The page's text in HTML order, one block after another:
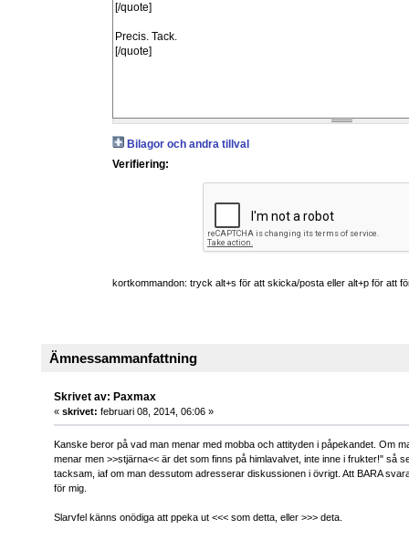
Bilagor och andra tillval
Verifiering:
kortkommandon: tryck alt+s för att skicka/posta eller alt+p för att
Ämnessammanfattning
Skrivet av: Paxmax
«skrivet: februari 08, 2014, 06:06 »
Kanske beror på vad man menar med mobba och attityden i påpekandet. Om
menar men >>stjärna<< är det som finns på himlavalvet, inte inne i frukter!" så
tacksam, iaf om man dessutom adresserar diskussionen i övrigt. Att BARA
för mig.
Slarvfel känns onödiga att ppeka ut <<< som detta, eller >>> deta.